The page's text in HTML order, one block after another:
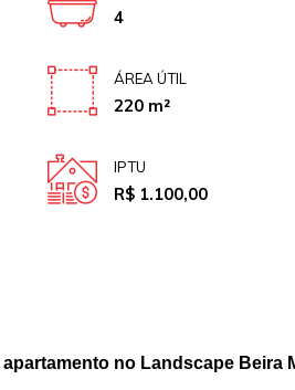
4
ÁREA ÚTIL
220 m²
IPTU
R$ 1.100,00
no Landscape Beira